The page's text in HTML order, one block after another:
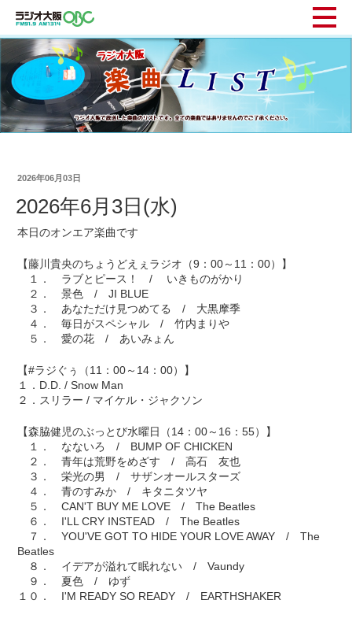
2026年06月03日
2026年6月3日(水)
本日のオンエア楽曲です
【藤川貴央のちょうどえぇラジオ（9：00～11：00）】
１． ラブとピース！ / いきものがかり
２． 景色 / JI BLUE
３． あなただけ見つめてる / 大黒摩季
４． 毎日がスペシャル / 竹内まりや
５． 愛の花 / あいみょん
【#ラジぐぅ（11：00～14：00）】
１．D.D. / Snow Man
２．スリラー / マイケル・ジャクソン
【森脇健児のぶっとび水曜日（14：00～16：55）】
１． なないろ / BUMP OF CHICKEN
２． 青年は荒野をめざす / 高石 友也
３． 栄光の男 / サザンオールスターズ
４． 青のすみか / キタニタツヤ
５． CAN'T BUY ME LOVE / The Beatles
６． I'LL CRY INSTEAD / The Beatles
７． YOU'VE GOT TO HIDE YOUR LOVE AWAY / The
Beatles
８． イデアが溢れて眠れない / Vaundy
９． 夏色 / ゆず
１０． I'M READY SO READY / EARTHSHAKER